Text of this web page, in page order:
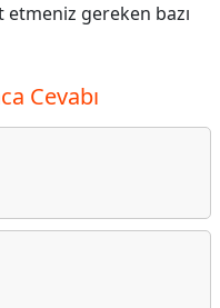
gereken bazı
Cevabı